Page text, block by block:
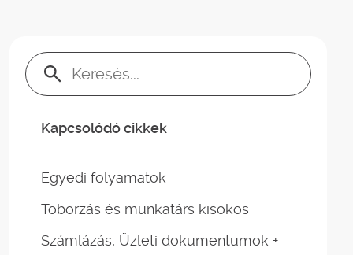
Keresés:
Kapcsolódó cikkek
Egyedi folyamatok
Toborzás és munkatárs kisokos
Számlázás, Üzleti dokumentumok +